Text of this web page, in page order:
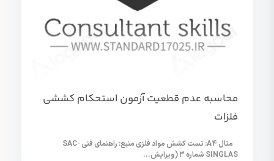
محاسبه عدم قطعیت آزمون استحکام کششی
فلزات
مثال A4: تست کشش مواد فلزی منبع: راهنمای فنی SAC-
SINGLAS شماره ۳ (ویرایش...